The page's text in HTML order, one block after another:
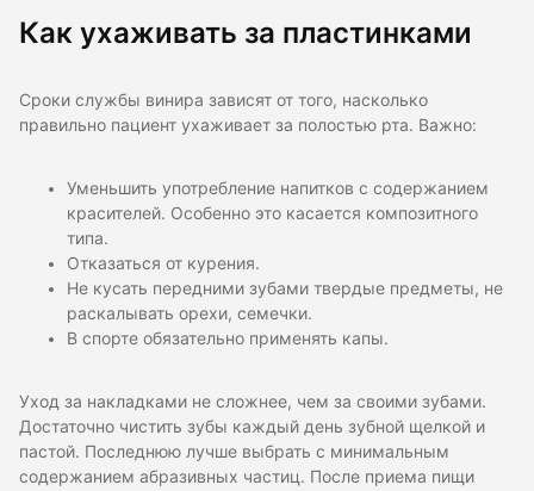
Как ухаживать за пластинками
Сроки службы винира зависят от того, насколько
правильно пациент ухаживает за полостью рта. Важно:
Уменьшить употребление напитков с содержанием
красителей. Особенно это касается композитного
типа.
Отказаться от курения.
Не кусать передними зубами твердые предметы, не
раскалывать орехи, семечки.
В спорте обязательно применять капы.
Уход за накладками не сложнее, чем за своими зубами.
Достаточно чистить зубы каждый день зубной щелкой и
пастой. Последнюю лучше выбрать с минимальным
содержанием абразивных частиц. После приема пищи